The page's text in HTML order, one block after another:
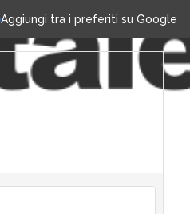
Aggiungi tra i preferiti su Google